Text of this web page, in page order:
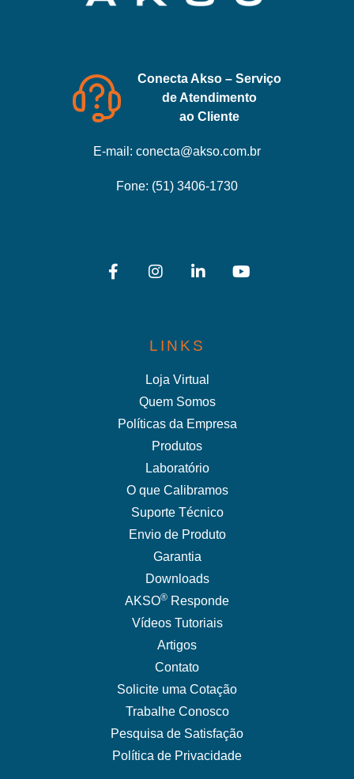
Conecta Akso – Serviço
de Atendimento
ao Cliente
E-mail: conecta@akso.com.br
Fone: (51) 3406-1730
LINKS
Loja Virtual
Quem Somos
Políticas da Empresa
Produtos
Laboratório
O que Calibramos
Suporte Técnico
Envio de Produto
Garantia
Downloads
AKSO® Responde
Vídeos Tutoriais
Artigos
Contato
Solicite uma Cotação
Trabalhe Conosco
Pesquisa de Satisfação
Política de Privacidade